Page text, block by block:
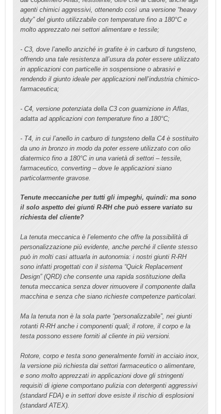
agenti chimici aggressivi, ottenendo così una versione “heavy
duty” del giunto utilizzabile con temperature fino a 180°C e
molto apprezzato nei settori alimentare e tessile;
- C3, dove l’anello anziché in grafite è in carburo di tungsteno,
offrendo una tale resistenza all’usura da poter essere utilizzato
in applicazioni con particelle in sospensione o abrasivi e
rendendo il giunto ideale per applicazioni nell’industria chimico-
farmaceutica;
- C4, versione potenziata della C3 con guarnizione in Aflas,
adatta ad applicazioni con temperature fino a 180°C;
- T4, in cui l’anello in carburo di tungsteno della C4 è sostituito
da uno in bronzo in modo da poter essere utilizzato con olio
diatermico fino a 180°C in una varietà di settori – tessile,
farmaceutico, converting – dove le applicazioni siano
particolarmente gravose.
Tenute meccaniche per tutti gli impeghi, quindi: ma sono
il solo aspetto dei giunti R-RH che può essere variato su
richiesta del cliente?
La tenuta meccanica è l’elemento che offre la possibilità di
personalizzazione più evidente, anche perché il cliente stesso
può in molti casi attuarla in autonomia: i nostri giunti R-RH
sono infatti progettati con il sistema “Quick Replacement
Design” (QRD) che consente una rapida sostituzione della
tenuta meccanica senza dover rimuovere il componente dalla
macchina e senza che siano richieste competenze particolari.
Ma la tenuta non è la sola parte “personalizzabile”, nei giunti
rotanti R-RH anche i componenti quali; il rotore, il corpo e la
testa possono essere forniti al cliente in più versioni.
Rotore, corpo e testa sono generalmente forniti in acciaio inox,
la versione più richiesta dai settori farmaceutico o alimentare,
e sono molto apprezzati in applicazioni dove gli stringenti
requisiti di igiene comportano pulizia con detergenti aggressivi
(standard FDA) e in settori dove esiste il rischio di esplosioni
(standard ATEX).